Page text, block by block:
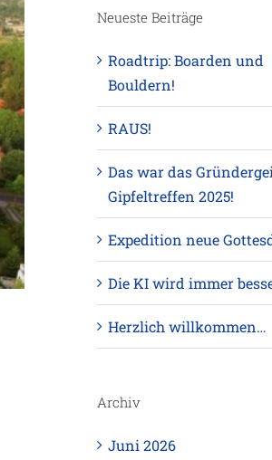
Neueste Beiträge
Roadtrip: Boarden und
Bouldern!
RAUS!
Das war das
Gipfeltreffen 2025!
Expedition neue
Die KI wird immer
Herzlich willkommen…
Archiv
Juni 2026